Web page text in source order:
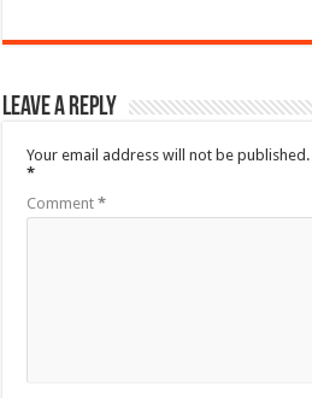
Leave a Reply
Your email address will not be published.
*
Comment*